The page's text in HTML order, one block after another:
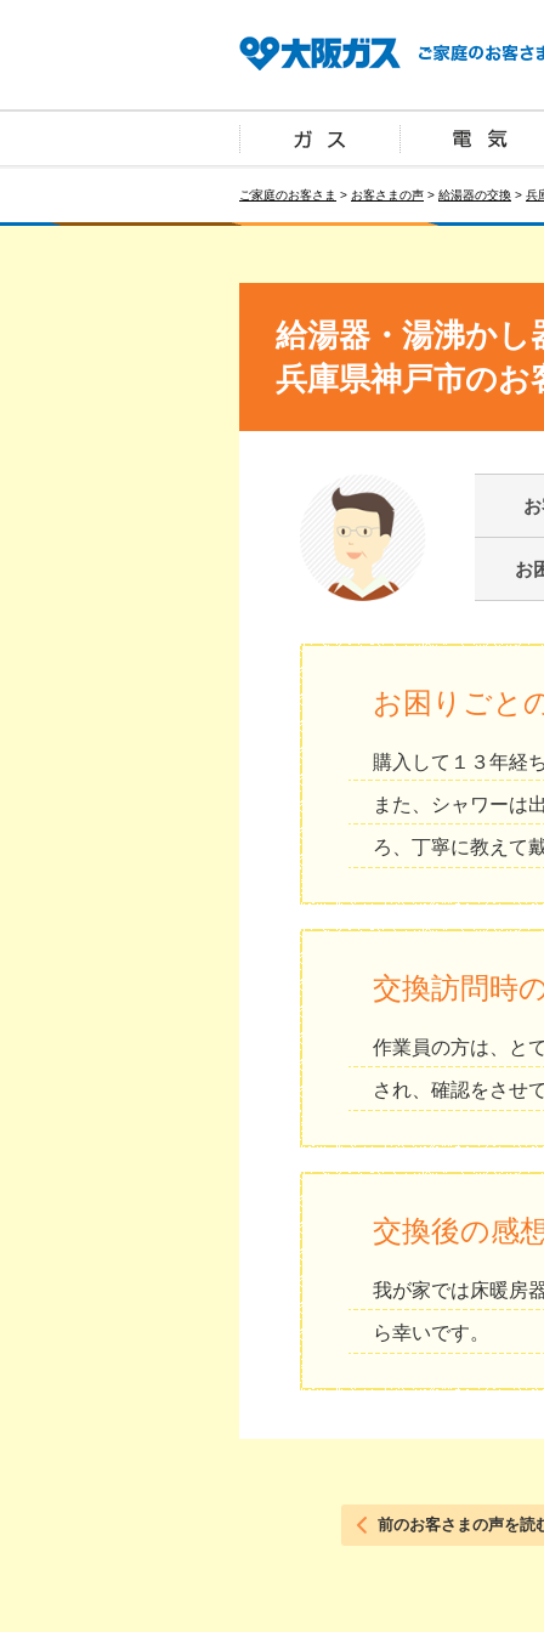
ご家庭のお客さま > お客さまの声 > 給湯器の交換 > 兵
給湯器・湯沸かし
兵庫県神戸市のお
お
お困りごと
購入して１３年経
また、シャワーは
ろ、丁寧に教えて
交換訪問時
作業員の方は、と
され、確認をさせ
交換後の感
我が家では床暖房
ら幸いです。
前のお客さまの声を読